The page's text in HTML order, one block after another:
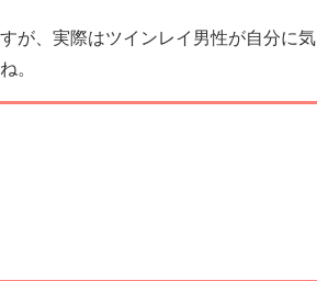
が、実際はツインレイ男性が自分に気
。